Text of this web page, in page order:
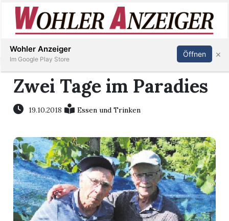
Immobilien
Stellen
E-
Paper
Inserieren Abonnieren Anmelden
Zwei Tage im Paradies
19.10.2018 Essen und Trinken
Wohler Anzeiger
Im Google Play Store
Öffnen ×